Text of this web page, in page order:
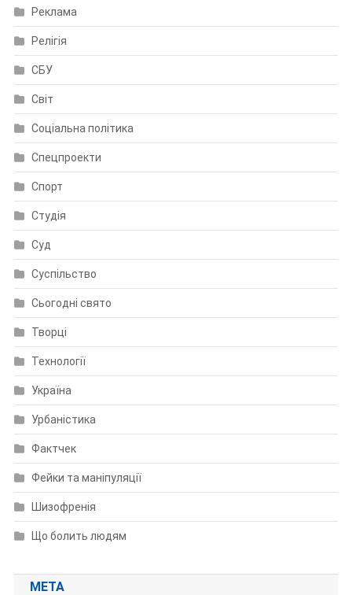
Реклама
Релігія
СБУ
Світ
Соціальна політика
Спецпроекти
Спорт
Студія
Суд
Суспільство
Сьогодні свято
Творці
Технології
Україна
Урбаністика
Фактчек
Фейки та маніпуляції
Шизофренія
Що болить людям
МЕТА